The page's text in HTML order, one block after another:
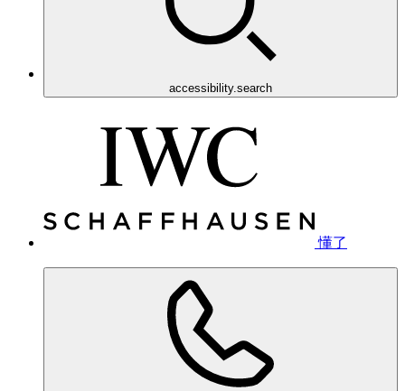
accessibility.search
懂了